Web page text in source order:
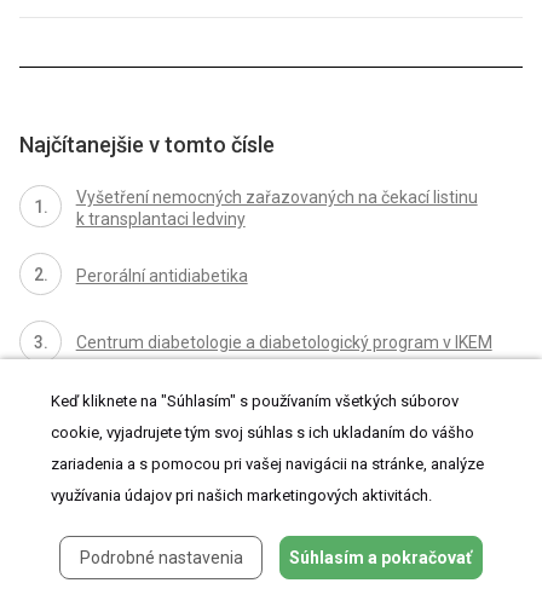
Najčítanejšie v tomto čísle
Vyšetření nemocných zařazovaných na čekací listinu
k transplantaci ledviny
Perorální antidiabetika
Centrum diabetologie a diabetologický program v IKEM
JUBILEA
Keď kliknete na "Súhlasím" s používaním všetkých súborov
cookie, vyjadrujete tým svoj súhlas s ich ukladaním do vášho
zariadenia a s pomocou pri vašej navigácii na stránke, analýze
využívania údajov pri našich marketingových aktivitách.
Podrobné nastavenia Súhlasím a pokračovať